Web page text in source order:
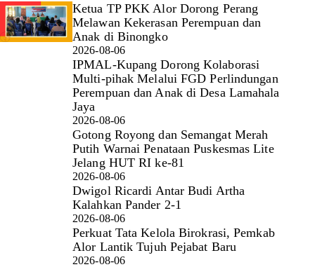
Ketua TP PKK Alor Dorong Perang
Melawan Kekerasan Perempuan dan
Anak di Binongko
2026-08-06
IPMAL-Kupang Dorong Kolaborasi
Multi-pihak Melalui FGD Perlindungan
Perempuan dan Anak di Desa Lamahala
Jaya
2026-08-06
Gotong Royong dan Semangat Merah
Putih Warnai Penataan Puskesmas Lite
Jelang HUT RI ke-81
2026-08-06
Dwigol Ricardi Antar Budi Artha
Kalahkan Pander 2-1
2026-08-06
Perkuat Tata Kelola Birokrasi, Pemkab
Alor Lantik Tujuh Pejabat Baru
2026-08-06